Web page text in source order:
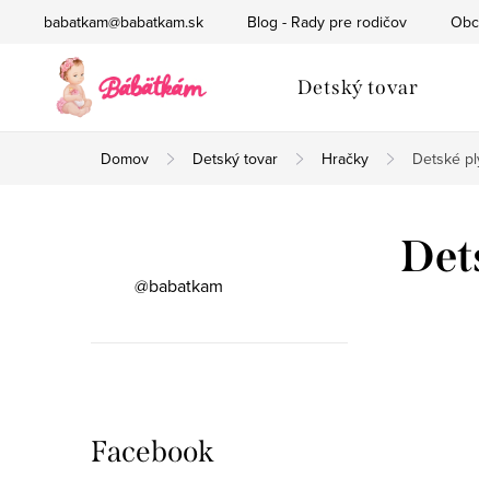
babatkam@babatkam.sk Blog - Rady pre rodičov
Detský tovar
Domov Detský tovar Hračky Detské
p
@babatkam
Facebook